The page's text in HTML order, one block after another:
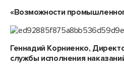
«Возможности
Геннадий Корниенко,
службы исполнения